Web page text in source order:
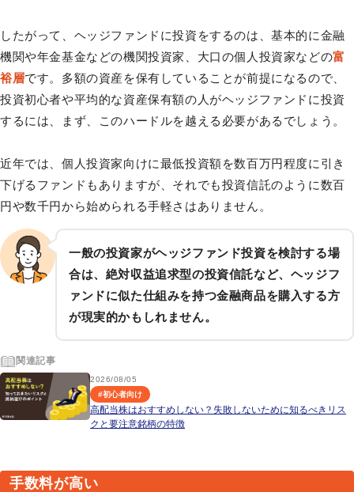
したがって、ヘッジファンドに投資をするのは、基本的に金融
機関や年金基金などの機関投資家、大口の個人投資家などの富
裕層です。多額の資産を保有していることが前提になるので、
投資初心者や平均的な資産保有額の人がヘッジファンドに投資
するには、まず、このハードルを越える必要があるでしょう。
近年では、個人投資家向けに最低投資額を数百万円程度に引き
下げるファンドもありますが、それでも投資信託のように数百
円や数千円から始められる手軽さはありません。
一般の投資家がヘッジファンド投資を検討する場
合は、絶対収益追求型の投資信託など、ヘッジフ
ァンドに似た仕組みを持つ金融商品を購入する方
が現実的かもしれません。
関連記事
2026/08/05
#初心者向け
高配当株はおすすめしない？失敗しないために知るべきリス
クと要注意銘柄の特徴
手数料が高い